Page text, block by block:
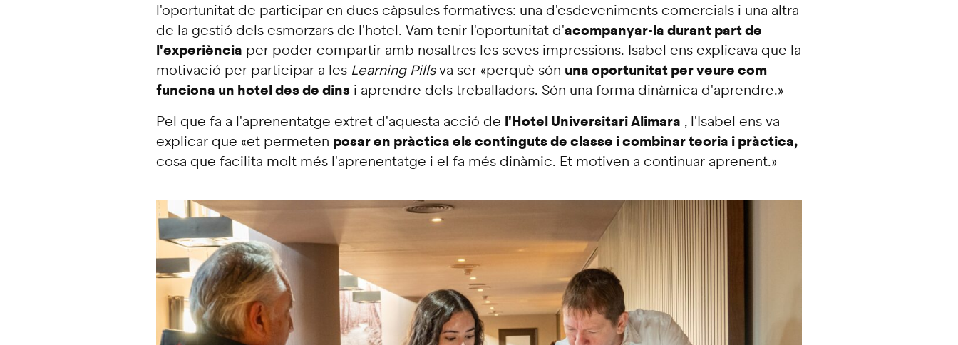
l'oportunitat de participar en dues càpsules formatives: una d'esdeveniments comercials i una altra
de la gestió dels esmorzars de l'hotel. Vam tenir l'oportunitat d'acompanyar-la durant part de
l'experiència per poder compartir amb nosaltres les seves impressions. Isabel ens explicava que la
motivació per participar a les Learning Pillsva ser «perquè són una oportunitat per veure com
funciona un hotel des de dins i aprendre dels treballadors. Són una forma dinàmica d'aprendre.»
Pel que fa a l'aprenentatge extret d'aquesta acció de l'Hotel Universitari Alimara , l'Isabel ens va
explicar que «et permeten posar en pràctica els continguts de classe i combinar teoria i pràctica,
cosa que facilita molt més l'aprenentatge i el fa més dinàmic. Et motiven a continuar aprenent.»